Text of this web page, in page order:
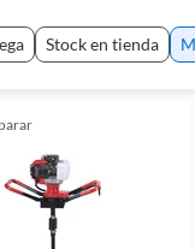
Stock en tienda